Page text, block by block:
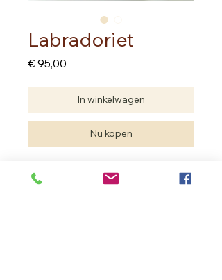
Labradoriet
€ 95,00
In winkelwagen
Nu kopen
Hoogte 12.00 cm
Breedte 9.50 cm